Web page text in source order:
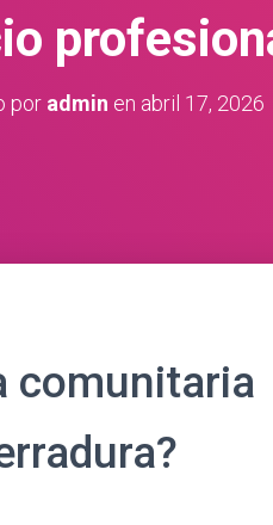
por admin en abril 17, 2026
comunitaria